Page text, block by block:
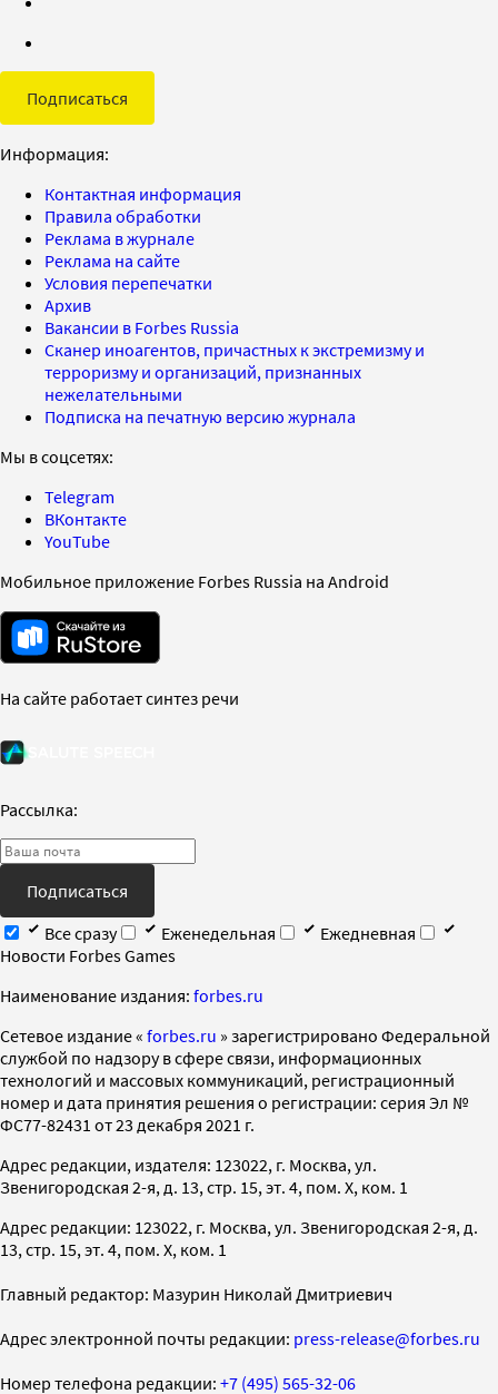
Подписаться
Информация:
Контактная информация
Правила обработки
Реклама в журнале
Реклама на сайте
Условия перепечатки
Архив
Вакансии в Forbes Russia
Сканер иноагентов, причастных к экстремизму и
терроризму и организаций, признанных
нежелательными
Подписка на печатную версию журнала
Мы в соцсетях:
Telegram
ВКонтакте
YouTube
Мобильное приложение Forbes Russia на Android
На сайте работает синтез речи
Рассылка:
Подписаться
Все сразу
Еженедельная
Ежедневная
Новости Forbes Games
Наименование издания: forbes.ru
Cетевое издание « forbes.ru » зарегистрировано Федеральной
службой по надзору в сфере связи, информационных
технологий и массовых коммуникаций, регистрационный
номер и дата принятия решения о регистрации: серия Эл №
ФС77-82431 от 23 декабря 2021 г.
Адрес редакции, издателя: 123022, г. Москва, ул.
Звенигородская 2-я, д. 13, стр. 15, эт. 4, пом. X, ком. 1
Адрес редакции: 123022, г. Москва, ул. Звенигородская 2-я, д.
13, стр. 15, эт. 4, пом. X, ком. 1
Главный редактор: Мазурин Николай Дмитриевич
Адрес электронной почты редакции: press-release@forbes.ru
Номер телефона редакции: +7 (495) 565-32-06